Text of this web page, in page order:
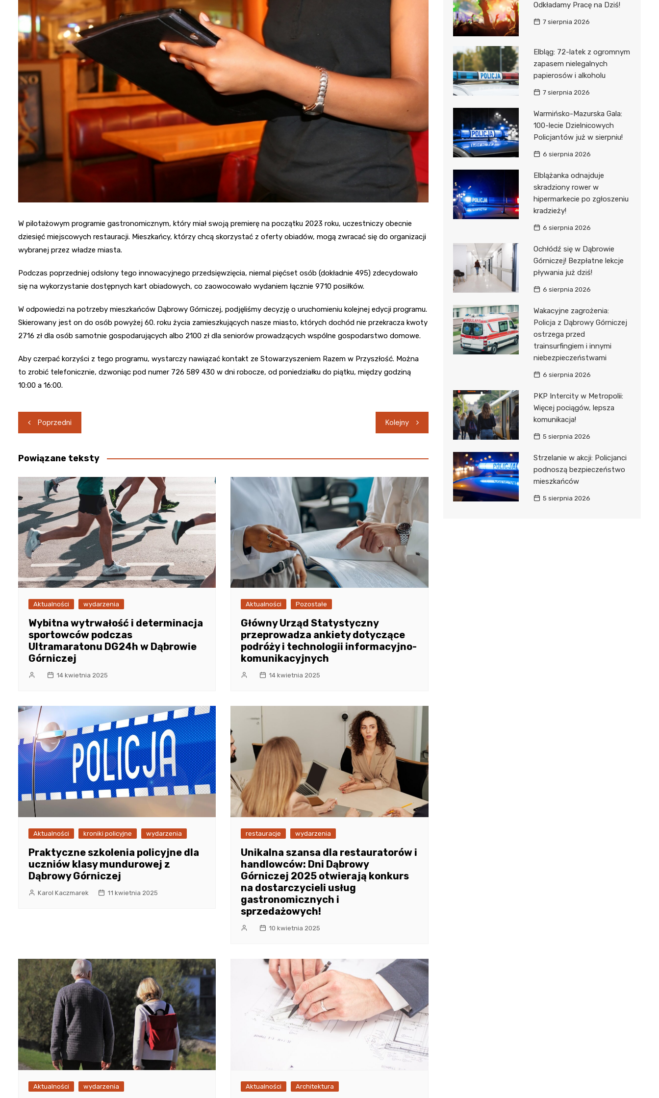
W pilotażowym programie gastronomicznym, który miał swoją premierę na początku 2023 roku, uczestniczy obecnie
dziesięć miejscowych restauracji. Mieszkańcy, którzy chcą skorzystać z oferty obiadów, mogą zwracać się do organizacji
wybranej przez władze miasta.
Podczas poprzedniej odsłony tego innowacyjnego przedsięwzięcia, niemal pięćset osób (dokładnie 495) zdecydowało
się na wykorzystanie dostępnych kart obiadowych, co zaowocowało wydaniem łącznie 9710 posiłków.
W odpowiedzi na potrzeby mieszkańców Dąbrowy Górniczej, podjęliśmy decyzję o uruchomieniu kolejnej edycji programu.
Skierowany jest on do osób powyżej 60. roku życia zamieszkujących nasze miasto, których dochód nie przekracza kwoty
2716 zł dla osób samotnie gospodarujących albo 2100 zł dla seniorów prowadzących wspólne gospodarstwo domowe.
Aby czerpać korzyści z tego programu, wystarczy nawiązać kontakt ze Stowarzyszeniem Razem w Przyszłość. Można
to zrobić telefonicznie, dzwoniąc pod numer 726 589 430 w dni robocze, od poniedziałku do piątku, między godziną
10:00 a 16:00.
Nawigacja
wpisu
Poprzedni Kolejny
Powiązane teksty
Aktualności wydarzenia
Wybitna wytrwałość i determinacja
sportowców podczas
Ultramaratonu DG24h w Dąbrowie
Górniczej
14 kwietnia 2025
Aktualności Pozostałe
Główny Urząd Statystyczny
przeprowadza ankiety dotyczące
podróży i technologii informacyjno-
komunikacyjnych
14 kwietnia 2025
Aktualności kroniki policyjne wydarzenia
Praktyczne szkolenia policyjne dla
uczniów klasy mundurowej z
Dąbrowy Górniczej
Karol Kaczmarek 11 kwietnia 2025
restauracje wydarzenia
Unikalna szansa dla restauratorów i
handlowców: Dni Dąbrowy
Górniczej 2025 otwierają konkurs
na dostarczycieli usług
gastronomicznych i
sprzedażowych!
10 kwietnia 2025
Aktualności wydarzenia Aktualności Architektura
Odkładamy Pracę na Dziś!
7 sierpnia 2026
Elbląg: 72-latek z ogromnym
zapasem nielegalnych
papierosów i alkoholu
7 sierpnia 2026
Warmińsko-Mazurska Gala:
100-lecie Dzielnicowych
Policjantów już w sierpniu!
6 sierpnia 2026
Elblążanka odnajduje
skradziony rower w
hipermarkecie po zgłoszeniu
kradzieży!
6 sierpnia 2026
Ochłódź się w Dąbrowie
Górniczej! Bezpłatne lekcje
pływania już dziś!
6 sierpnia 2026
Wakacyjne zagrożenia:
Policja z Dąbrowy Górniczej
ostrzega przed
trainsurfingiem i innymi
niebezpieczeństwami
6 sierpnia 2026
PKP Intercity w Metropolii:
Więcej pociągów, lepsza
komunikacja!
5 sierpnia 2026
Strzelanie w akcji: Policjanci
podnoszą bezpieczeństwo
mieszkańców
5 sierpnia 2026